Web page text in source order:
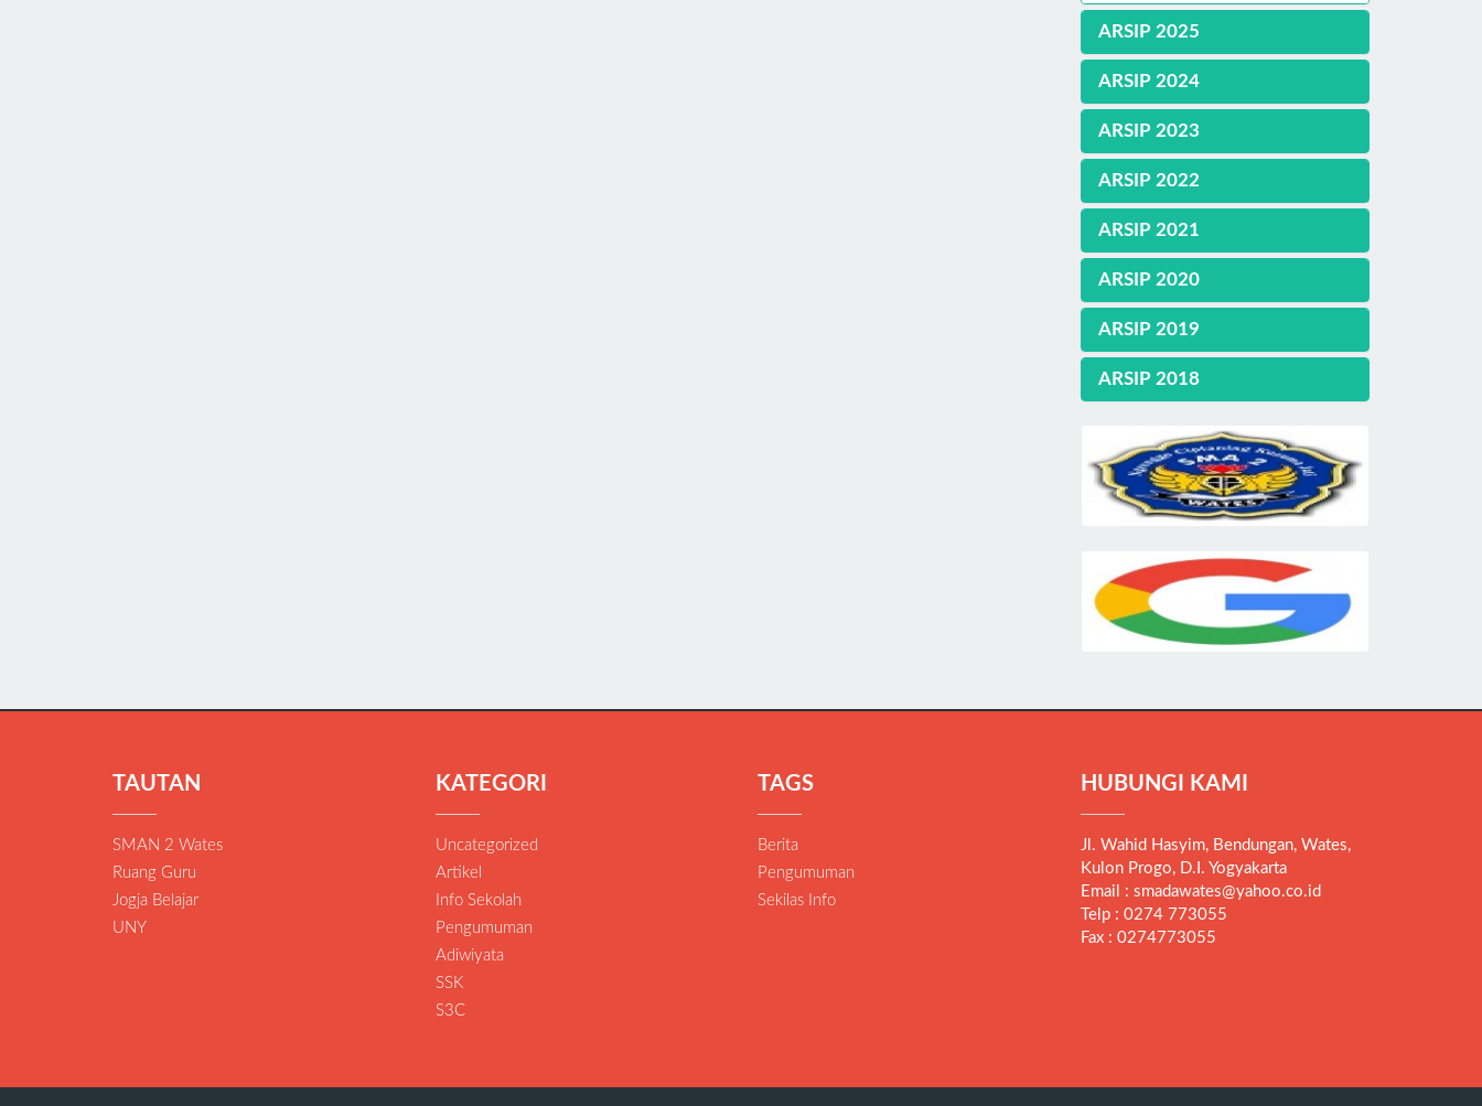
ARSIP 2025
ARSIP 2024
ARSIP 2023
ARSIP 2022
ARSIP 2021
ARSIP 2020
ARSIP 2019
ARSIP 2018
TAUTAN
SMAN 2 Wates
Ruang Guru
Jogja Belajar
UNY
KATEGORI
Uncategorized
Artikel
Info Sekolah
Pengumuman
Adiwiyata
SSK
S3C
TAGS
Berita
Pengumuman
Sekilas Info
HUBUNGI KAMI
Jl. Wahid Hasyim, Bendungan, Wates,
Kulon Progo, D.I. Yogyakarta
Email : smadawates@yahoo.co.id
Telp : 0274 773055
Fax : 0274773055